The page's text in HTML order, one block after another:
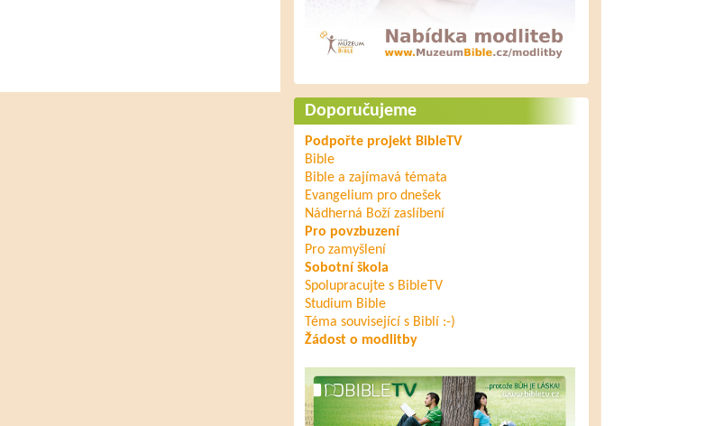
Doporučujeme
Podpořte projekt BibleTV
Bible
Bible a zajímavá témata
Evangelium pro dnešek
Nádherná Boží zaslíbení
Pro povzbuzení
Pro zamyšlení
Sobotní škola
Spolupracujte s BibleTV
Studium Bible
Téma související s Biblí :-)
Žádost o modlitby